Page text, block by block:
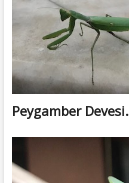
Peygamber Devesi.